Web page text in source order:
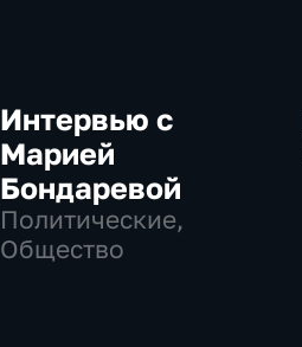
Интервью с
Марией
Бондаревой
Политические,
Общество